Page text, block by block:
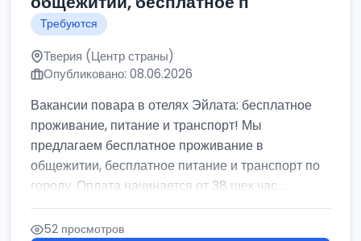
Требуются
Тверия (Центр страны)
Опубликовано: 08.06.2026
Вакансии повара в отелях Эйлата: бесплатное
проживание, питание и транспорт! Мы
предлагаем бесплатное проживание в
общежитии, бесплатное питание и транспорт по
городу. Оплата начинается от 38 шек час,...
52 просмотров